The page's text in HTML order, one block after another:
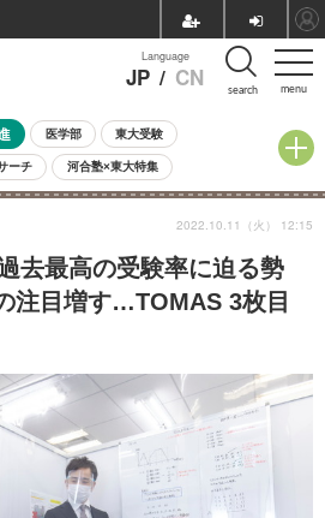
menu
Language
JP / CN search
医学部 東大受験
ーチ 河合塾×東大特集
験 中学受験 小学校受験
立高校 過去問 人気記事
自由研究教材（中学生向け） ランキング
去最高の受験率に迫る勢
注目増す…TOMAS 3枚目
2022.10.11（火） 12:15